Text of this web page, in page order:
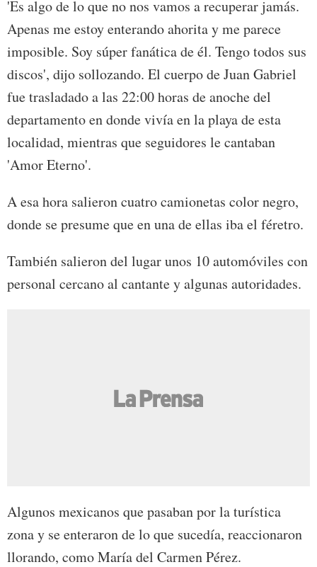
'Es algo de lo que no nos vamos a recuperar jamás.
Apenas me estoy enterando ahorita y me parece
imposible. Soy súper fanática de él. Tengo todos sus
discos', dijo sollozando. El cuerpo de Juan Gabriel
fue trasladado a las 22:00 horas de anoche del
departamento en donde vivía en la playa de esta
localidad, mientras que seguidores le cantaban
'Amor Eterno'.
A esa hora salieron cuatro camionetas color negro,
donde se presume que en una de ellas iba el féretro.
También salieron del lugar unos 10 automóviles con
personal cercano al cantante y algunas autoridades.
Algunos mexicanos que pasaban por la turística
zona y se enteraron de lo que sucedía, reaccionaron
llorando, como María del Carmen Pérez.